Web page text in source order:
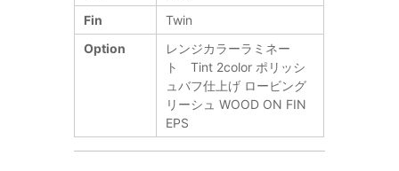
Fin
Twin
Option
レンジカラーラミネー
ト Tint 2color ポリッシ
ュバフ仕上げ ロービング
リーシュ WOOD ON FIN
EPS